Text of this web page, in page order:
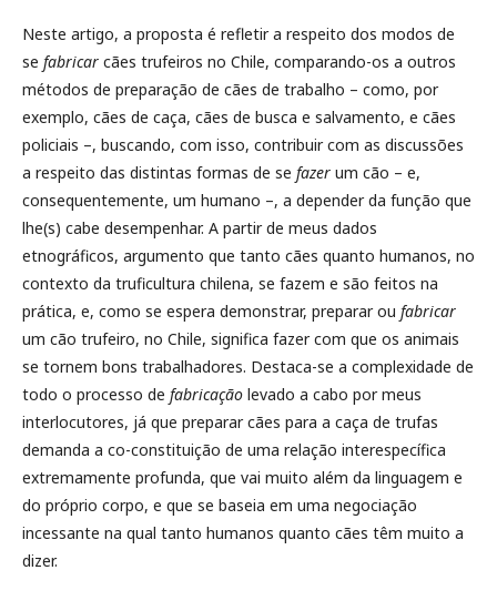
Neste artigo, a proposta é refletir a respeito dos modos de
se fabricar cães trufeiros no Chile, comparando-os a outros
métodos de preparação de cães de trabalho – como, por
exemplo, cães de caça, cães de busca e salvamento, e cães
policiais –, buscando, com isso, contribuir com as discussões
a respeito das distintas formas de se fazer um cão – e,
consequentemente, um humano –, a depender da função que
lhe(s) cabe desempenhar. A partir de meus dados
etnográficos, argumento que tanto cães quanto humanos, no
contexto da truficultura chilena, se fazem e são feitos na
prática, e, como se espera demonstrar, preparar ou fabricar
um cão trufeiro, no Chile, significa fazer com que os animais
se tornem bons trabalhadores. Destaca-se a complexidade de
todo o processo de fabricação levado a cabo por meus
interlocutores, já que preparar cães para a caça de trufas
demanda a co-constituição de uma relação interespecífica
extremamente profunda, que vai muito além da linguagem e
do próprio corpo, e que se baseia em uma negociação
incessante na qual tanto humanos quanto cães têm muito a
dizer.